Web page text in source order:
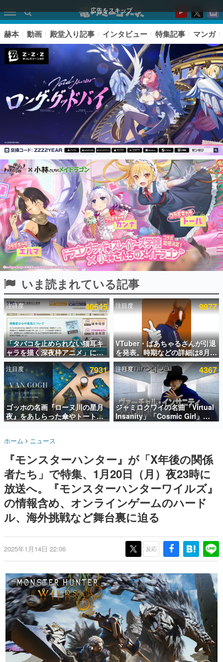
広告をスキップ
ピックアップ
電ファミのいま読まれている記事ランキング
アプリセール情報
インタビュー
連載・特集一覧
殿堂入り記事
SNS拡散数が数千以上！ ページビュー数万以上！ などな
ど。多くの人々に読まれた、電ファミ渾身の“殿堂入り”記
事をまとめました。
ゲームの企画書
名作ゲームクリエイターの方々に製作時のエピソードをお
聞きし、ヒットする企画（ゲーム）とは何か？を探ってい
きます。
赫本
この物語を解いてはいけない。『赫本』は、〈試験問題〉
の形をした短編ホラー小説集です。
新世代に訊く
これからのデジタルゲーム市場を担う若きクリエイター達
の姿を追い、彼らのルーツと情熱を探っていきます。
ゲームに多大な影響を受けた作家さんに取材し、ゲームが
日本のコンテンツ産業やカルチャーに与えた影響を探る企
画です。
日本モバイルゲーム産業史
日本のモバイルゲーム史における主要なトピック・タイト
ルを網羅するほか、開発者へのインタビューや識者による
解説を掲載。約20年の歴史が一望できる決定版！
若ゲのいたり〜ゲームクリエイターの青春〜
一先生によるゲーム業界レポートマンガです。
なんでゲームは面白い？
具体的な形から解き明かしていく、硬派で骨太な評論連載
です。
ゲームが変えた日本語
「経験値」「裏技」「ラスボス」… ゲームにまつわる言葉
の起源や用法の変遷を、コンピューター文化史研究家・タ
イニーP氏が徹底調査。
カテゴリ
赫本 動画 殿堂入り記事 インタビュー 特集記事 マンガ
いま読まれている記事
注目度 40645
「タバコを止められない猫耳キ
ャラを描く深夜枠アニメ」に視
聴者の一部から批判意見。違法
薬物の使用と思しき描写も含め
て、BPOが議論を交わす
注目度 9977
VTuber・ばあちゃるさんが引退
を発表。時期などの詳細は8月9
日15時からの配信で説明
注目度 7931
ゴッホの名画『ローヌ川の星月
夜』をあしらった傘やトートバ
ッグなどが登場。8月7日21時よ
注目度 4367
ジャミロクワイの名曲「Virtual
Insanity」「Cosmic Girl」
「Canned Heat」公式日本語字
て
ホーム ニュース
『モンスターハンター』が「X年後の関係
者たち」で特集、1月20日（月）夜23時に
放送へ。『モンスターハンターワイルズ』
の情報含め、オンラインゲームのハード
ル、海外挑戦など舞台裏に迫る
2025年1月14日 22:06 反応